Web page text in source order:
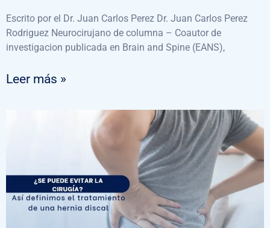
Escrito por el Dr. Juan Carlos Perez Dr. Juan Carlos Perez
Rodriguez Neurocirujano de columna – Coautor de
investigacion publicada en Brain and Spine (EANS),
Leer más »